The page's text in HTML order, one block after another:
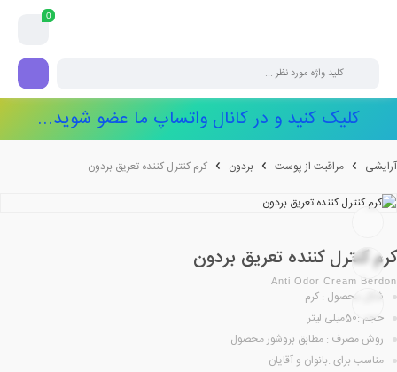
0
کلیک کنید و در کانال واتساپ ما عضو شوید...
آرایشی مراقبت از پوست بردون کرم کنترل کننده تعریق بردون
کرم کنترل کننده تعریق بردون
Anti Odor Cream Berdon
شکل محصول : کرم
حجم :50میلی لیتر
روش مصرف : مطابق بروشور محصول
مناسب برای :بانوان و آقایان